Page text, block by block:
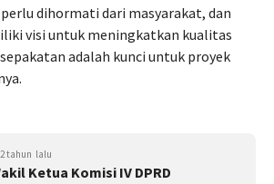
perlu dihormati dari masyarakat, dan
visi untuk meningkatkan kualitas
adalah kunci untuk proyek
2 tahun lalu
Ketua Komisi IV DPRD